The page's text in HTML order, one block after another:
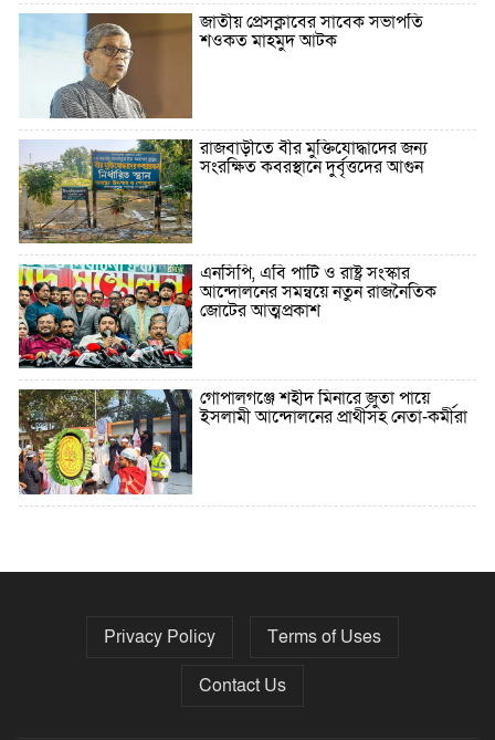
জাতীয় প্রেসক্লাবের সাবেক সভাপতি
শওকত মাহমুদ আটক
রাজবাড়ীতে বীর মুক্তিযোদ্ধাদের জন্য
সংরক্ষিত কবরস্থানে দুর্বৃত্তদের আগুন
এনসিপি, এবি পার্টি ও রাষ্ট্র সংস্কার
আন্দোলনের সমন্বয়ে নতুন রাজনৈতিক
জোটের আত্মপ্রকাশ
গোপালগঞ্জে শহীদ মিনারে জুতা পায়ে
ইসলামী আন্দোলনের প্রার্থীসহ নেতা-কর্মীরা
নির্বাচনের তফসিল ৮-১৫ ডিসেম্বরের মধ্যে
Privacy Policy
Terms of Uses
Contact Us